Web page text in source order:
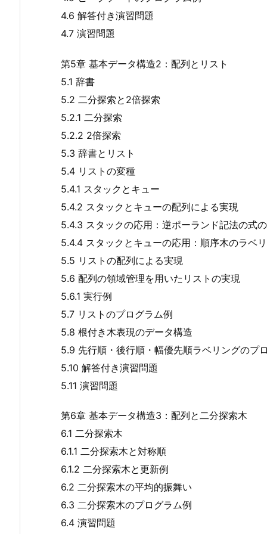
4.6 解答付き演習問題
4.7 演習問題
第5章 基本データ構造2：配列とリスト
5.1 辞書
5.2 二分探索と2倍探索
5.2.1 二分探索
5.2.2 2倍探索
5.3 辞書とリスト
5.4 リストの変種
5.4.1 スタックとキュー
5.4.2 スタックとキューの配列による実現
5.4.3 スタックの応用：逆ポーランド記法の式
5.4.4 スタックとキューの応用：順序木のラベ
5.5 リストの配列による実現
5.6 配列の領域管理を用いたリストの実現
5.6.1 実行例
5.7 リストのプログラム例
5.8 根付き木表現のデータ構造
5.9 先行順・後行順・幅優先順ラベリングのプ
5.10 解答付き演習問題
5.11 演習問題
第6章 基本データ構造3：配列と二分探索木
6.1 二分探索木
6.1.1 二分探索木と対称順
6.1.2 二分探索木と更新例
6.2 二分探索木の平均的振舞い
6.3 二分探索木のプログラム例
6.4 演習問題